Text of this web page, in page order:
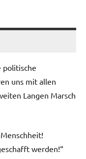
politische
uns mit allen
Langen Marsch
werden!“